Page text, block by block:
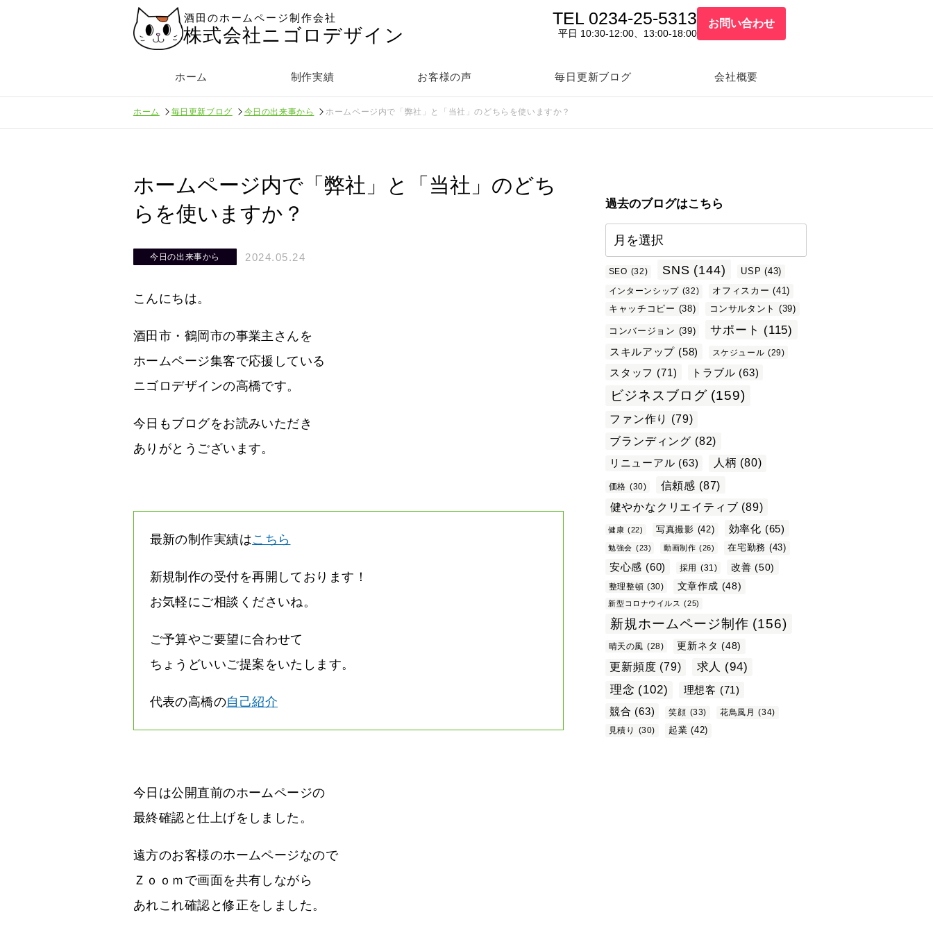
酒田のホームページ制作会社
株式会社ニゴロデザイン
TEL 0234-25-5313
平日 10:30-12:00、13:00-18:00
お問い合わせ
ホーム 制作実績 お客様の声 毎日更新ブログ 会社概要
ホーム 毎日更新ブログ 今日の出来事から ホームページ内で「弊社」と「当社」のどちらを使いますか？
ホームページ内で「弊社」と「当社」のどち
らを使いますか？
今日の出来事から 2024.05.24
こんにちは。
酒田市・鶴岡市の事業主さんを
ホームページ集客で応援している
ニゴロデザインの高橋です。
今日もブログをお読みいただき
ありがとうございます。
最新の制作実績はこちら
新規制作の受付を再開しております！
お気軽にご相談くださいね。
ご予算やご要望に合わせて
ちょうどいいご提案をいたします。
代表の高橋の自己紹介
今日は公開直前のホームページの
最終確認と仕上げをしました。
遠方のお客様のホームページなので
Ｚｏｏｍで画面を共有しながら
あれこれ確認と修正をしました。
過去のブログはこちら
SEO (32) SNS (144) USP (43)
インターンシップ (32) オフィスカー (41)
キャッチコピー (38) コンサルタント (39)
コンバージョン (39) サポート (115)
スキルアップ (58) スケジュール (29)
スタッフ (71) トラブル (63)
ビジネスブログ (159)
ファン作り
(79)
ブランディング (82)
リニューアル (63) 人柄 (80)
価格 (30) 信頼感 (87)
健やかなクリエイティブ (89)
健康 (22) 写真撮影 (42) 効率化 (65)
勉強会 (23) 動画制作 (26) 在宅勤務 (43)
安心感 (60) 採用 (31) 改善 (50)
整理整頓 (30) 文章作成 (48)
新型コロナウイルス (25)
新規ホームページ制作 (156)
晴天の風 (28) 更新ネタ (48)
更新頻度 (79) 求人 (94)
理念 (102) 理想客 (71)
競合 (63) 笑顔 (33) 花鳥風月 (34)
見積り
(30) 起業 (42)